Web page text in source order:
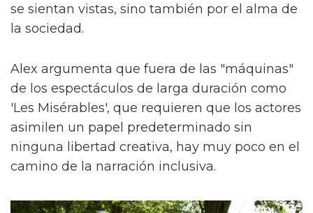
se sientan vistas, sino también por el alma de
la sociedad.
Alex argumenta que fuera de las "máquinas"
de los espectáculos de larga duración como
'Les Misérables', que requieren que los actores
asimilen un papel predeterminado sin
ninguna libertad creativa, hay muy poco en el
camino de la narración inclusiva.